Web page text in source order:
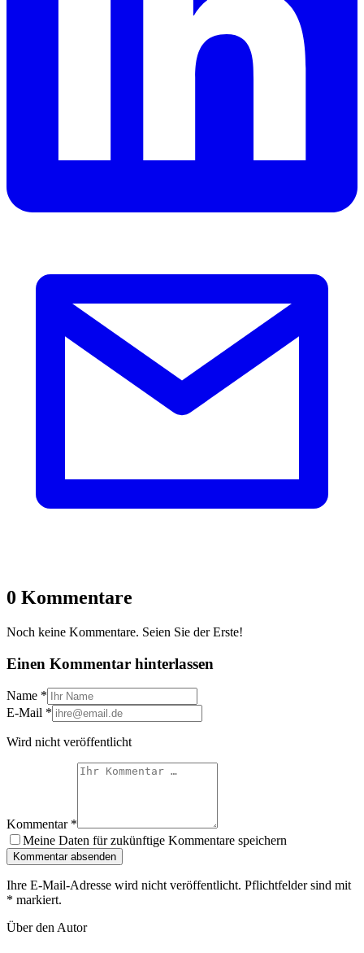
0 Kommentare
Noch keine Kommentare. Seien Sie der Erste!
Einen Kommentar hinterlassen
Name *
E-Mail *
Wird nicht veröffentlicht
Kommentar *
Meine Daten für zukünftige Kommentare speichern
Kommentar absenden
Ihre E-Mail-Adresse wird nicht veröffentlicht. Pflichtfelder sind mit
* markiert.
Über den Autor